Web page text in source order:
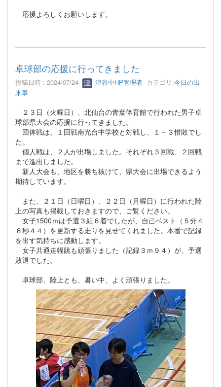
応援よろしくお願いします。
卓球部の応援に行ってきました
投稿日時 : 2024/07/24 津谷中HP管理者 カテゴリ:今日の出
来事
２３日（火曜日）、北仙台の青葉体育館で行われた男子卓
球部県大会の応援に行ってきました。
団体戦は、１回戦南光台中学校と対戦し、１－３惜敗でし
た。
個人戦は、２人が出場しました。それぞれ３回戦、２回戦
まで進出しました。
新人大会も、地区を勝ち抜けて、県大会に出場できるよう
期待しています。
また、２１日（日曜日）、２２日（月曜日）に行われた陸
上の写真も掲載しておきますので、ご覧ください。
女子1500ｍは予選３組６着でしたが、自己ベスト（５分４
６秒４４）を更新する走りを見せてくれました。本番で記録
を出す気持ちに感動します。
女子共通走幅跳も頑張りました（記録３ｍ９４）が、予選
敗退でした。
卓球部、陸上とも、暑い中、よく頑張りました。